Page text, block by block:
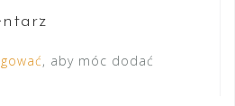
, aby móc dodać